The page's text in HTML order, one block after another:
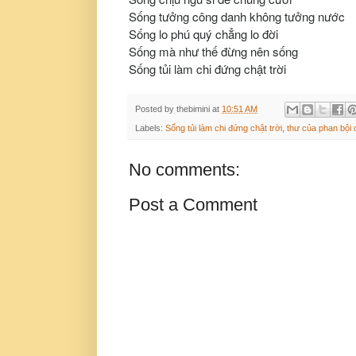
Sống tưởng công danh không tưởng nước
Sống lo phú quý chẳng lo đời
Sống mà như thế đừng nên sống
Sống tủi làm chi đứng chật trời
Posted by thebimini at 10:51 AM
Labels: Sống tủi làm chi đứng chật trời thư của phan bội
No comments:
Post a Comment